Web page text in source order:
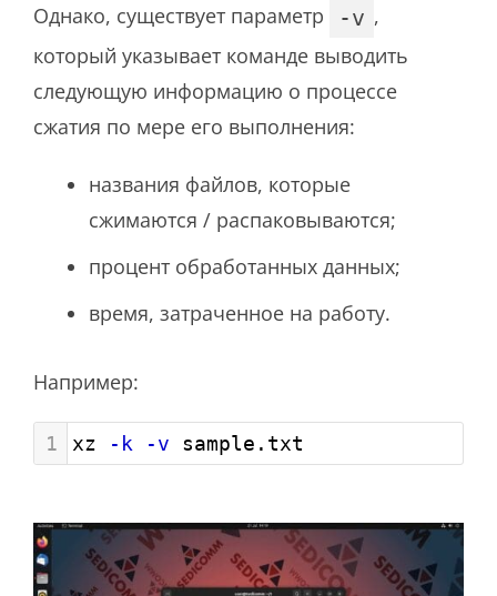
Однако, существует параметр
-v ,
который указывает команде выводить
следующую информацию о процессе
сжатия по мере его выполнения:
названия файлов, которые
сжимаются / распаковываются;
процент обработанных данных;
время, затраченное на работу.
Например:
1 xz -k -v sample.txt